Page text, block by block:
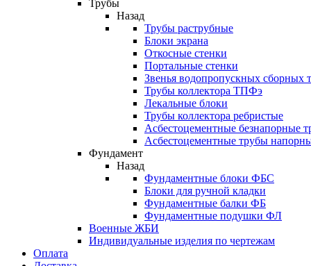
Трубы
Назад
Трубы раструбные
Блоки экрана
Откосные стенки
Портальные стенки
Звенья водопропускных сборных
Трубы коллектора ТПФэ
Лекальные блоки
Трубы коллектора ребристые
Асбестоцементные безнапорные
Асбестоцементные трубы
Фундамент
Назад
Фундаментные блоки ФБС
Блоки для ручной кладки
Фундаментные балки ФБ
Фундаментные подушки ФЛ
Военные ЖБИ
Индивидуальные изделия по чертежам
Оплата